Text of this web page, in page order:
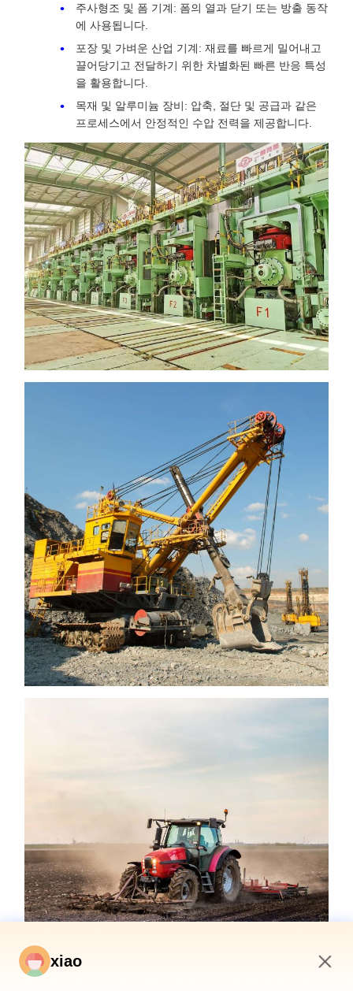
주사형조 및 폼 기계: 폼의 열과 닫기 또는 방출 동작
에 사용됩니다.
포장 및 가벼운 산업 기계: 재료를 빠르게 밀어내고
끌어당기고 전달하기 위한 차별화된 빠른 반응 특성
을 활용합니다.
목재 및 알루미늄 장비: 압축, 절단 및 공급과 같은
프로세스에서 안정적인 수압 전력을 제공합니다.
xiao